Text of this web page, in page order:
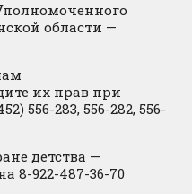
области —
их прав при
556-283, 556-282, 556-
детства —
8-922-487-36-70